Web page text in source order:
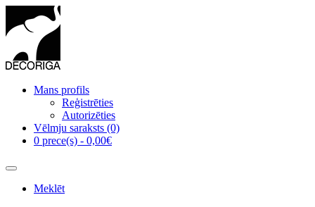
Mans profils
Reģistrēties
Autorizēties
Vēlmju saraksts (0)
0 prece(s) - 0,00€
Meklēt